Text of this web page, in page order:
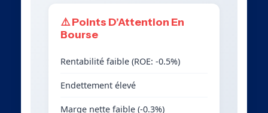
⚠️ Points D’Attention En
Bourse
Rentabilité faible (ROE: -0.5%)
Endettement élevé
Marge nette faible (-0.3%)